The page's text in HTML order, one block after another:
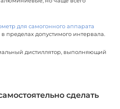
для самогонного аппарата
пределах допустимого интервала.
дистиллятор, выполняющий
сделать